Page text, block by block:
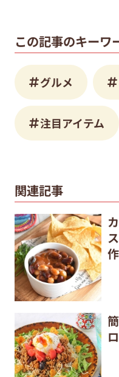
この記事のキーワ
グルメ
注目アイテム
関連記事